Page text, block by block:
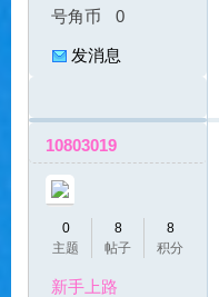
号角币
0
发消息
10803019
0
主题
8
帖子
8
积分
新手上路